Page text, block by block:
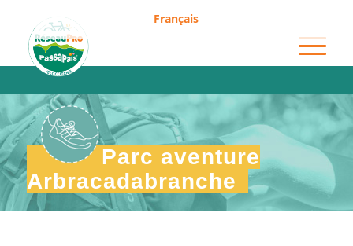
Français
Parc aventure
Arbracadabranche